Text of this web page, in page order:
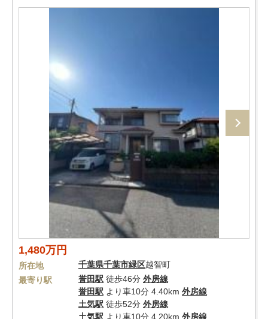
1,480万円
所在地 千葉県千葉市緑区越智町
最寄り駅
誉田駅 徒歩46分 外房線
誉田駅 より車10分 4.40km 外房線
土気駅 徒歩52分 外房線
土気駅 より車10分 4.20km 外房線